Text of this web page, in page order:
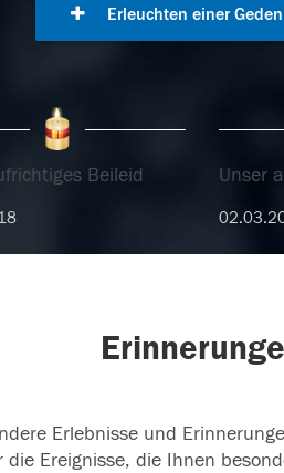
Erleuchten einer
Beileid Unser
Erlebnisse und
die Ereignisse, die Ihnen